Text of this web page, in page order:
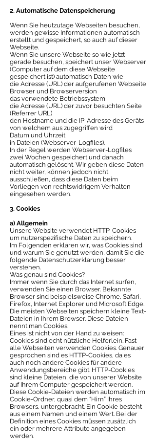
2. Automatische Datenspeicherung
Wenn Sie heutzutage Webseiten besuchen,
werden gewisse Informationen automatisch
erstellt und gespeichert, so auch auf dieser
Webseite.
Wenn Sie unsere Webseite so wie jetzt
gerade besuchen, speichert unser Webserver
(Computer auf dem diese Webseite
gespeichert ist) automatisch Daten wie
die Adresse (URL) der aufgerufenen Webseite
Browser und Browserversion
das verwendete Betriebssystem
die Adresse (URL) der zuvor besuchten Seite
(Referrer URL)
den Hostname und die IP-Adresse des Geräts
von welchem aus zugegriffen wird
Datum und Uhrzeit
in Dateien (Webserver-Logfiles).
In der Regel werden Webserver-Logfiles
zwei Wochen gespeichert und danach
automatisch gelöscht. Wir geben diese Daten
nicht weiter, können jedoch nicht
ausschließen, dass diese Daten beim
Vorliegen von rechtswidrigem Verhalten
eingesehen werden.
3. Cookies
a) Allgemein
Unsere Website verwendet HTTP-Cookies
um nutzerspezifische Daten zu speichern.
Im Folgenden erklären wir, was Cookies sind
und warum Sie genutzt werden, damit Sie die
folgende Datenschutzerklärung besser
verstehen.
Was genau sind Cookies?
Immer wenn Sie durch das Internet surfen,
verwenden Sie einen Browser. Bekannte
Browser sind beispielsweise Chrome, Safari,
Firefox, Internet Explorer und Microsoft Edge.
Die meisten Webseiten speichern kleine Text-
Dateien in Ihrem Browser. Diese Dateien
nennt man Cookies.
Eines ist nicht von der Hand zu weisen:
Cookies sind echt nützliche Helferlein. Fast
alle Webseiten verwenden Cookies. Genauer
gesprochen sind es HTTP-Cookies, da es
auch noch andere Cookies für andere
Anwendungsbereiche gibt. HTTP-Cookies
sind kleine Dateien, die von unserer Website
auf Ihrem Computer gespeichert werden.
Diese Cookie-Dateien werden automatisch im
Cookie-Ordner, quasi dem “Hirn” Ihres
Browsers, untergebracht. Ein Cookie besteht
aus einem Namen und einem Wert. Bei der
Definition eines Cookies müssen zusätzlich
ein oder mehrere Attribute angegeben
werden.